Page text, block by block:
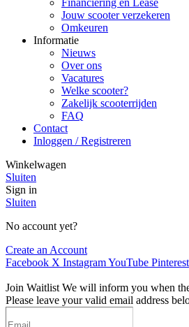
Jouw scooter verzekeren
Omkeuren
Informatie
Nieuws
Over ons
Vacatures
Welke scooter?
Zakelijk scooterrijden
FAQ
Contact
Inloggen / Registreren
Winkelwagen
Sluiten
Sign in
Sluiten
No account yet?
Create an Account
Facebook X InstagramYouTube Pinterest
Join Waitlist We will inform you when
Please leave your valid email address